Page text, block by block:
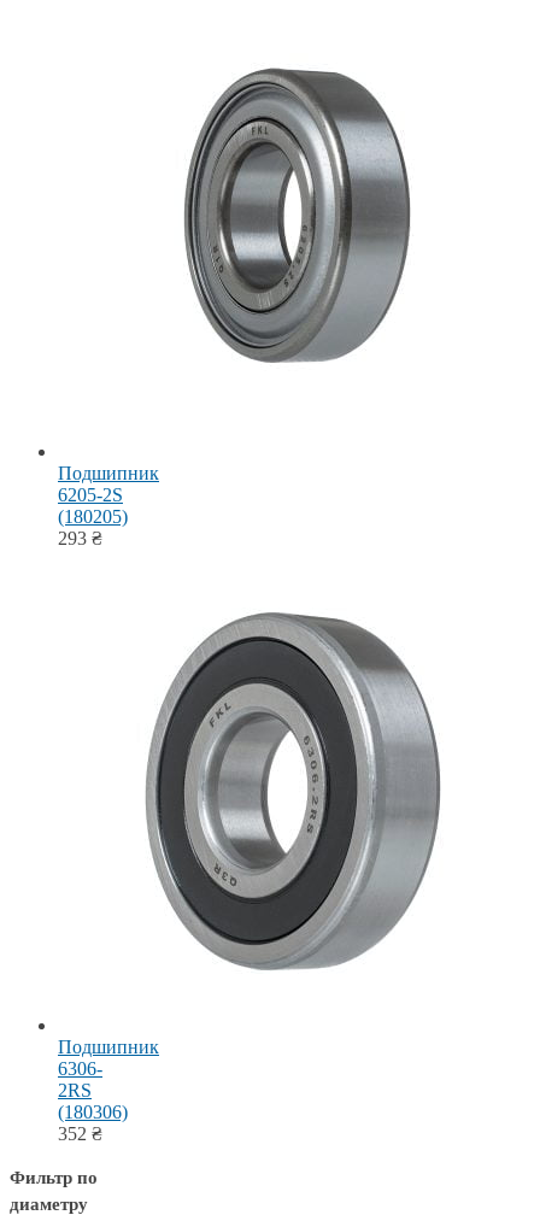
Подшипник
6205-2S
(180205)
293 ₴
Подшипник
6306-
2RS
(180306)
352 ₴
Фильтр по
диаметру